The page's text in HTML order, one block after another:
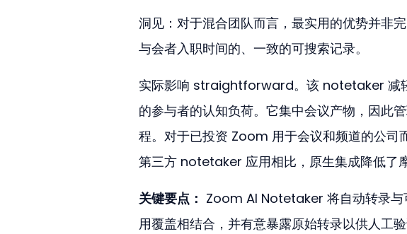
洞见：对于混合团队而言，最实用的优势并非
与会者入职时间的、一致的可搜索记录。
实际影响 straightforward。该 notetaker 减
的参与者的认知负荷。它集中会议产物，因此
程。对于已投资 Zoom 用于会议和频道的公司
第三方 notetaker 应用相比，原生集成降低了摩
关键要点： Zoom AI Notetaker 将自动转录
用覆盖相结合，并有意暴露原始转录以供人工验